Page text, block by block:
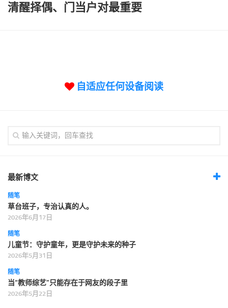
友情链接
清醒择偶、门当户对最重要
自适应任何设备阅读
最新博文
随笔
草台班子，专治认真的人。
2026年6月17日
随笔
儿童节：守护童年，更是守护未来的种子
2026年5月31日
随笔
当“教师综艺”只能存在于网友的段子里
2026年5月22日